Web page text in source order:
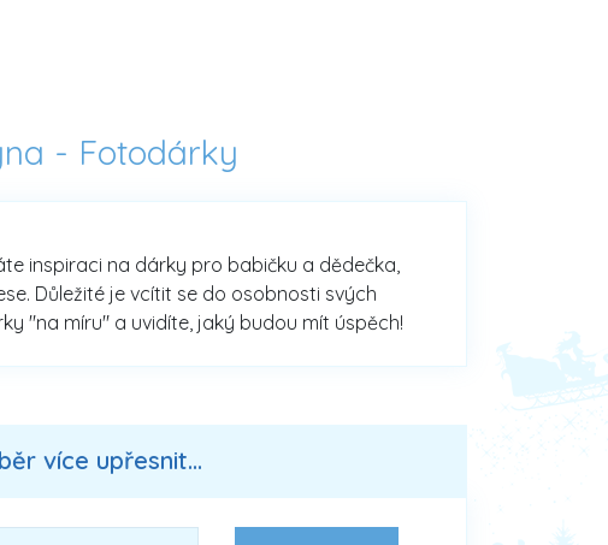
- Fotodárky
inspiraci na dárky pro babičku a dědečka,
Důležité je vcítit se do osobnosti svých
"na míru" a uvidíte, jaký budou mít úspěch!
více upřesnit...